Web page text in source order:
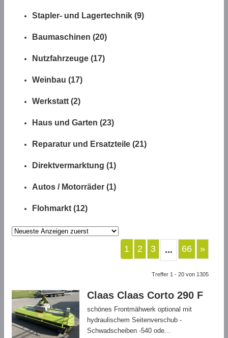
Stapler- und Lagertechnik (9)
Baumaschinen (20)
Nutzfahrzeuge (17)
Weinbau (17)
Werkstatt (2)
Haus und Garten (23)
Reparatur und Ersatzteile (21)
Direktvermarktung (1)
Autos / Motorräder (1)
Flohmarkt (12)
1 2 3 ... 66 »
Treffer 1 - 20 von 1305
Claas Claas Corto 290 F
schönes Frontmähwerk optional mit
hydraulischem Seitenverschub -
Schwadscheiben -540 ode...